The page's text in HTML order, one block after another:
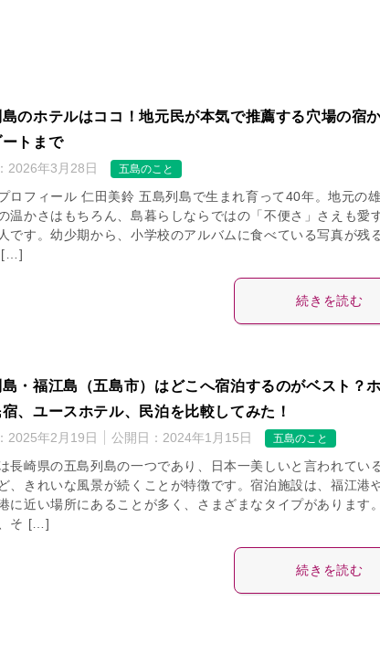
島のホテルはココ！地元民が本気で推薦する穴場の宿
トまで
2026年3月28日 五島のこと
ロフィール 仁田美鈴 五島列島で生まれ育って40年。地元の
温かさはもちろん、島暮らしならではの「不便さ」さえも愛
です。幼少期から、小学校のアルバムに食べている写真が残
[…]
続きを読む
島・福江島（五島市）はどこへ宿泊するのがベスト？
、ユースホテル、民泊を比較してみた！
2025年2月19日 公開日： 2024年1月15日 五島のこと
長崎県の五島列島の一つであり、日本一美しいと言われてい
、きれいな風景が続くことが特徴です。宿泊施設は、福江港
に近い場所にあることが多く、さまざまなタイプがあります
そ […]
続きを読む